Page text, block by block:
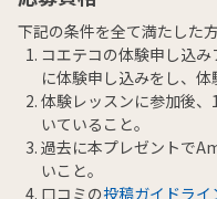
下記の条件を全て満たした
コエテコの体験申し込
に体験申し込みをし、体
体験レッスンに参加後
いていること。
過去に本プレゼントで
いこと。
口コミの投稿ガイドライ